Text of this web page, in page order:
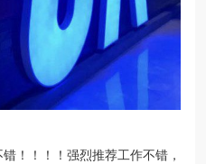
！！！！强烈推荐工作不错，